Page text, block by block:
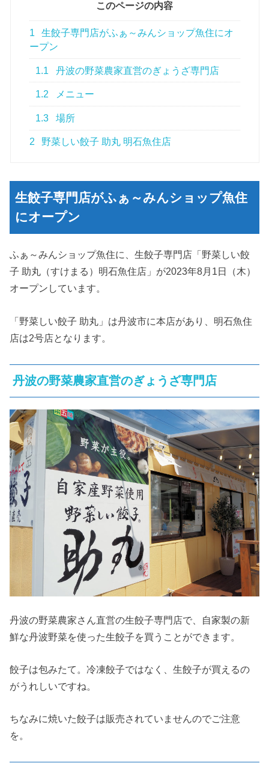
このページの内容
1
生餃子専門店がふぁ～みんショップ魚住にオ
ープン
1.1 丹波の野菜農家直営のぎょうざ専門店
1.2 メニュー
1.3 場所
2 野菜しい餃子 助丸 明石魚住店
生餃子専門店がふぁ～みんショップ魚住
にオープン
ふぁ～みんショップ魚住に、生餃子専門店「野菜しい餃
子 助丸（すけまる）明石魚住店」が2023年8月1日（木）
オープンしています。
「野菜しい餃子 助丸」は丹波市に本店があり、明石魚住
店は2号店となります。
丹波の野菜農家直営のぎょうざ専門店
丹波の野菜農家さん直営の生餃子専門店で、自家製の新
鮮な丹波野菜を使った生餃子を買うことができます。
餃子は包みたて。冷凍餃子ではなく、生餃子が買えるの
がうれしいですね。
ちなみに焼いた餃子は販売されていませんのでご注意
を。